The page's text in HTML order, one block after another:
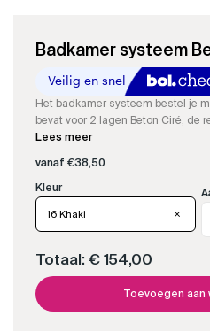
Badkamer systeem
Het badkamer systeem bestel je
bevat voor 2 lagen Beton Ciré, de
kleurstof, impregneer en onze
Lees meer
vanaf €38,50
16 Khaki
Totaal: € 154,00
Toevoegen aan